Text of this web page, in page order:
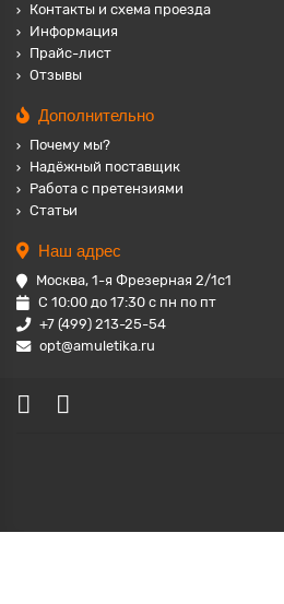
Контакты и схема проезда
Информация
Прайс-лист
Отзывы
Дополнительно
Почему мы?
Надёжный поставщик
Работа с претензиями
Статьи
Наш адрес
Москва, 1-я Фрезерная 2/1с1
С 10:00 до 17:30 с пн по пт
+7 (499) 213-25-54
opt@amuletika.ru